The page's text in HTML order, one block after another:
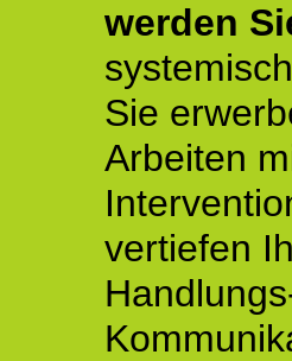
werden
Sie
Arbeiten
vertiefen